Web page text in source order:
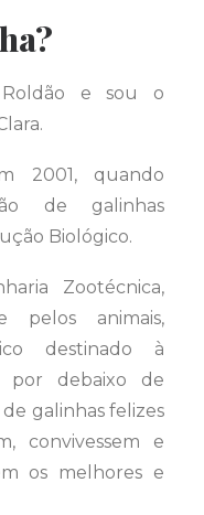
e sou o
2001, quando
de galinhas
Biológico.
Zootécnica,
pelos animais,
destinado à
por debaixo de
galinhas felizes
convivessem e
os melhores e